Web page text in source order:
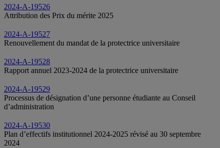
2024-A-19526
Attribution des Prix du mérite 2025
2024-A-19527
Renouvellement du mandat de la protectrice universitaire
2024-A-19528
Rapport annuel 2023-2024 de la protectrice universitaire
2024-A-19529
Processus de désignation d’une personne étudiante au Conseil
d’administration
2024-A-19530
Plan d’effectifs institutionnel 2024-2025 révisé au 30 septembre
2024